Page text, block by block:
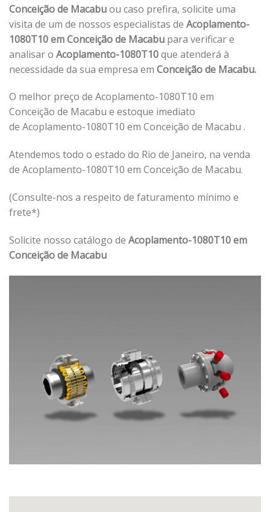
Conceição de Macabuou caso prefira, solicite uma
visita de um de nossos especialistas de Acoplamento-
1080T10 em Conceição de Macabu para verificar e
analisar o Acoplamento-1080T10que atenderá à
necessidade da sua empresa em Conceição de Macabu.
O melhor preço de Acoplamento-1080T10 em
Conceição de Macabu e estoque imediato
de Acoplamento-1080T10 em Conceição de Macabu .
Atendemos todo o estado do Rio de Janeiro, na venda
de Acoplamento-1080T10 em Conceição de Macabu.
(Consulte-nos a respeito de faturamento mínimo e
frete*)
Solicite nosso catálogo de Acoplamento-1080T10 em
Conceição de Macabu